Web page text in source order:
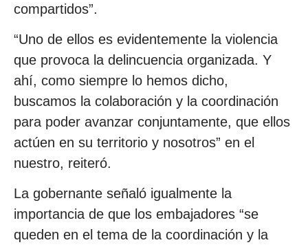
compartidos”.
“Uno de ellos es evidentemente la violencia
que provoca la delincuencia organizada. Y
ahí, como siempre lo hemos dicho,
buscamos la colaboración y la coordinación
para poder avanzar conjuntamente, que ellos
actúen en su territorio y nosotros” en el
nuestro, reiteró.
La gobernante señaló igualmente la
importancia de que los embajadores “se
queden en el tema de la coordinación y la